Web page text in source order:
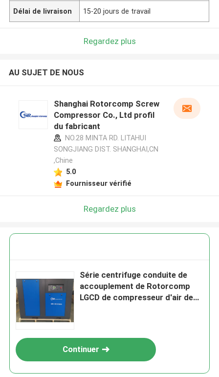
Délai de livraison 15-20 jours de travail
Regardez plus
AU SUJET DE NOUS
Shanghai Rotorcomp Screw
Compressor Co., Ltd profil
du fabricant
NO.28 MINTA RD. LITAHUI
SONGJIANG DIST. SHANGHAI,CN
,Chine
5.0
Fournisseur vérifié
Regardez plus
Série centrifuge conduite de
accouplement de Rotorcomp
LGCD de compresseur d'air de
Continuer